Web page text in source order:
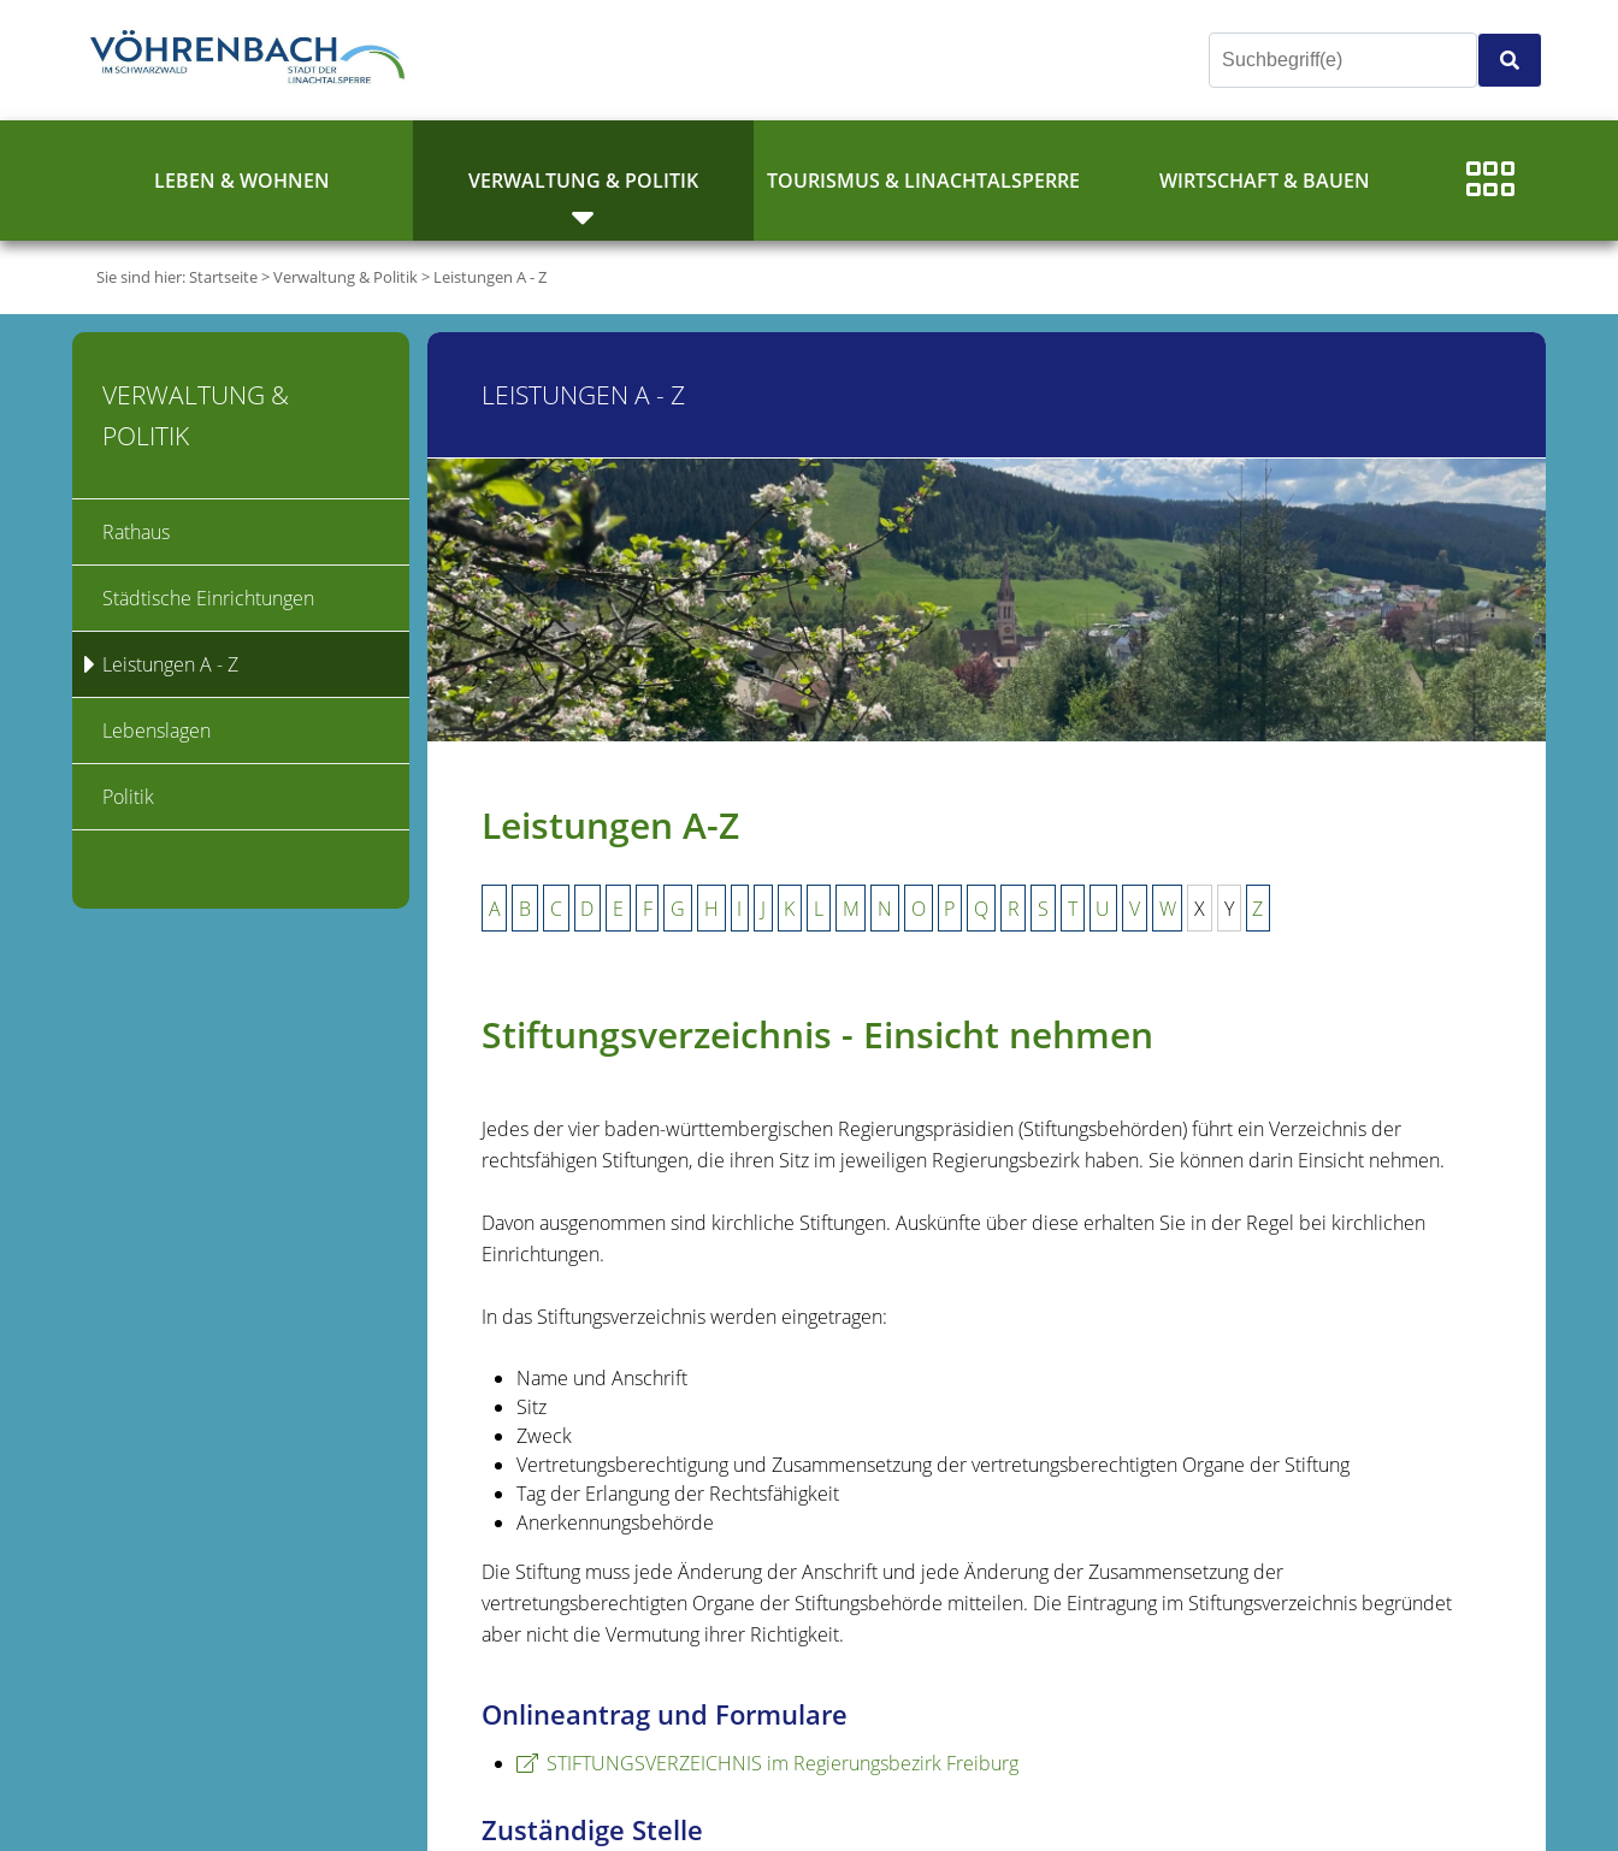
LEBEN & WOHNEN VERWALTUNG & POLITIK TOURISMUS & LINACHTALSPERRE WIRTSCHAFT & BAUEN
Sie sind hier:Startseite>Verwaltung & Politik> Leistungen A - Z
LEISTUNGEN A - Z
Leistungen A-Z
A B C D E F G H I J K L M N O P Q R S T U V W X Y Z
Stiftungsverzeichnis - Einsicht nehmen
Jedes der vier baden-württembergischen Regierungspräsidien (Stiftungsbehörden) führt ein Verzeichnis der
rechtsfähigen Stiftungen, die ihren Sitz im jeweiligen Regierungsbezirk haben. Sie können darin Einsicht nehmen.
Davon ausgenommen sind kirchliche Stiftungen. Auskünfte über diese erhalten Sie in der Regel bei kirchlichen
Einrichtungen.
In das Stiftungsverzeichnis werden eingetragen:
Name und Anschrift
Sitz
Zweck
Vertretungsberechtigung und Zusammensetzung der vertretungsberechtigten Organe der Stiftung
Tag der Erlangung der Rechtsfähigkeit
Anerkennungsbehörde
Die Stiftung muss jede Änderung der Anschrift und jede Änderung der Zusammensetzung der
vertretungsberechtigten Organe der Stiftungsbehörde mitteilen. Die Eintragung im Stiftungsverzeichnis begründet
aber nicht die Vermutung ihrer Richtigkeit.
Onlineantrag und Formulare
STIFTUNGSVERZEICHNIS im Regierungsbezirk Freiburg
Zuständige Stelle
VERWALTUNG &
POLITIK
Rathaus
Städtische Einrichtungen
Leistungen A - Z
Lebenslagen
Politik